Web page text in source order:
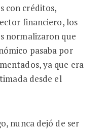
con créditos,
financiero, los
normalizaron que
pasaba por
ya que era
desde el
nunca dejó de ser